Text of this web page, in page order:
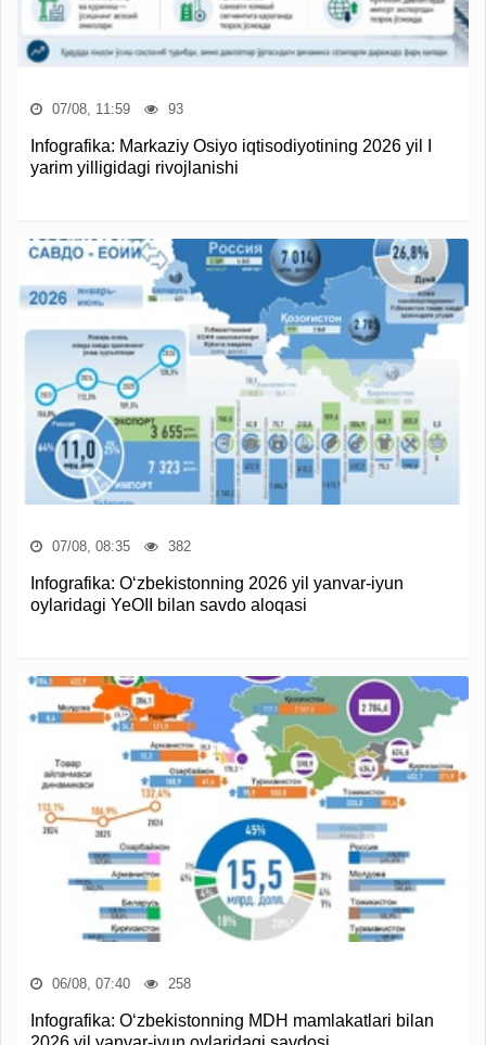
07/08, 11:59 93
Infografika: Markaziy Osiyo iqtisodiyotining 2026 yil I
yarim yilligidagi rivojlanishi
07/08, 08:35 382
Infografika: O‘zbekistonning 2026 yil yanvar-iyun
oylaridagi YeOII bilan savdo aloqasi
06/08, 07:40 258
Infografika: O‘zbekistonning MDH mamlakatlari bilan